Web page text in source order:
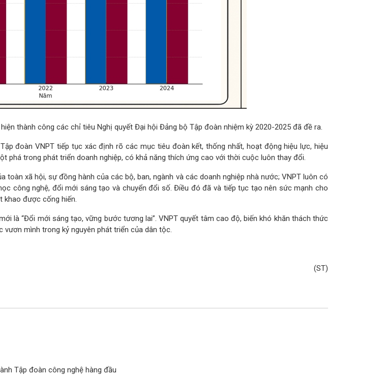
thành công các chỉ tiêu Nghị quyết Đại hội Đảng bộ Tập đoàn nhiệm kỳ 2020-2025 đã đề ra.
đoàn VNPT tiếp tục xác định rõ các mục tiêu đoàn kết, thống nhất, hoạt động hiệu lực, hiệu
trong phát triển doanh nghiệp, có khả năng thích ứng cao với thời cuộc luôn thay đổi.
xã hội, sự đồng hành của các bộ, ban, ngành và các doanh nghiệp nhà nước; VNPT luôn có
công nghệ, đổi mới sáng tạo và chuyển đổi số. Điều đó đã và tiếp tục tạo nên sức mạnh cho
khao được cống hiến.
là “Đổi mới sáng tạo, vững bước tương lai”. VNPT quyết tâm cao độ, biến khó khăn thách thức
mình trong kỷ nguyên phát triển của dân tộc.
(ST)
Tập đoàn công nghệ hàng đầu